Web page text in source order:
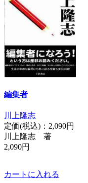
編集者
川上隆志
定価(税込)： 2,090円
川上隆志 著
2,090円
カートに入れる